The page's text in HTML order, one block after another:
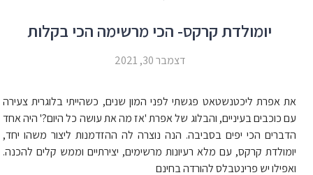
יומולדת קרקס- הכי מרשימה הכי בקלות
דצמבר 30, 2021
את אפרת ליכטנשטאט פגשתי לפני המון שנים, כשהייתי בלוגרית צעירה
עם כוכבים בעיניים, והבלוג של אפרת 'אז מה את עושה כל היום?' היה אחד
הדברים הכי יפים בסביבה. הנה נוצרה לה ההזדמנות ליצור משהו יחד,
יומולדת קרקס, עם מלא רעיונות מרשימים, יצירתיים וממש קלים להכנה.
ואפילו יש פרינטבלס להורדה בחינם